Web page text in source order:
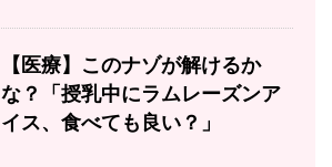
【医療】このナゾが解けるか
な？「授乳中にラムレーズンア
イス、食べても良い？」